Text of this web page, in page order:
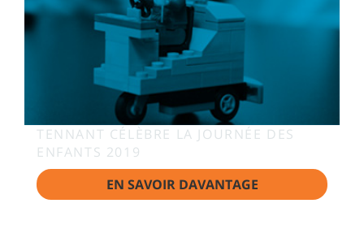
TENNANT CÉLÈBRE LA JOURNÉE DES
ENFANTS 2019
EN SAVOIR DAVANTAGE